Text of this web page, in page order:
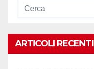
ARTICOLI RECENTI